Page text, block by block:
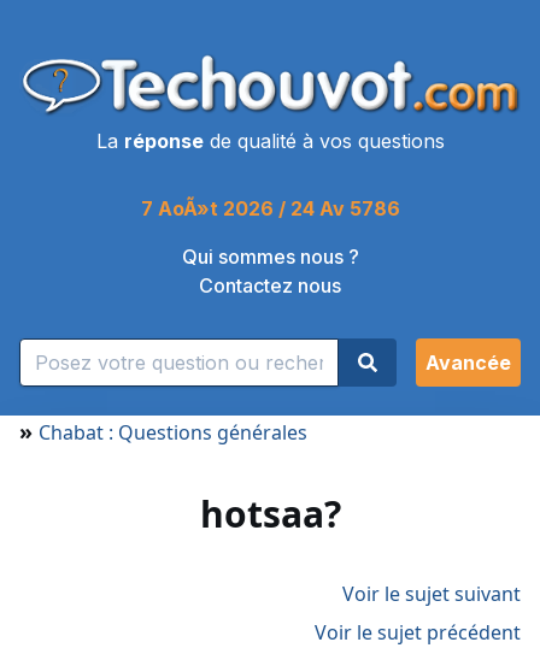
La réponsede qualité à vos questions
7 AoÃ»t 2026 / 24 Av 5786
Qui sommes nous ?
Contactez nous
Avancée
» Chabat : Questions générales
hotsaa?
Voir le sujet suivant
Voir le sujet précédent